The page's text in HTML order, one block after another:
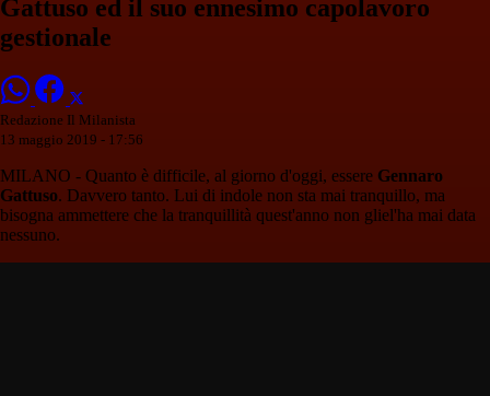
Gattuso ed il suo ennesimo capolavoro
gestionale
Redazione Il Milanista
13 maggio 2019 - 17:56
MILANO - Quanto è difficile, al giorno d'oggi, essere Gennaro
Gattuso. Davvero tanto. Lui di indole non sta mai tranquillo, ma
bisogna ammettere che la tranquillità quest'anno non gliel'ha mai data
nessuno.